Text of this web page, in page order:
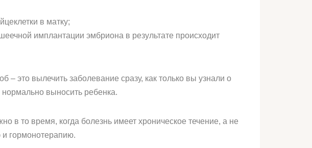
в матку;
имплантации эмбриона в результате происходит
это вылечить заболевание сразу, как только вы узнали о
выносить ребенка.
в то время, когда болезнь имеет хроническое течение, а не
и гормонотерапию.